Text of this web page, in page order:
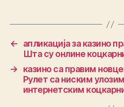
←
апликација за казино
Шта су онлине
→
казино са правим
Рулет са ниским
интернетским